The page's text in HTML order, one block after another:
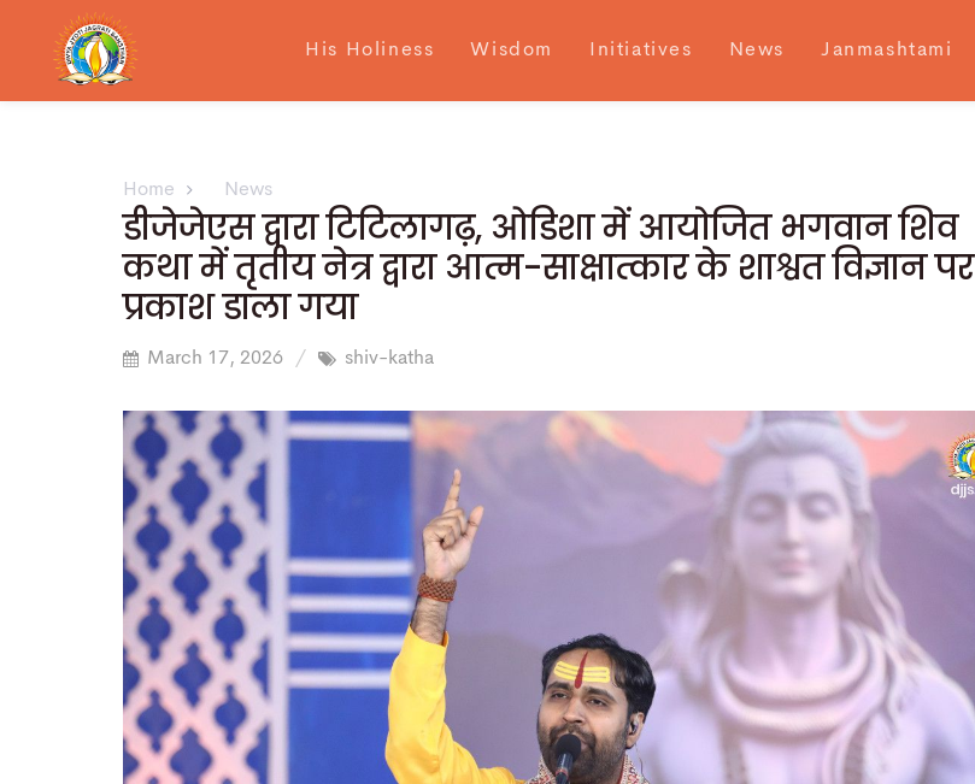
His Holiness Wisdom Initiatives News Janmashtami
Home News
डीजेजेएस द्वारा टिटिलागढ़, ओडिशा में आयोजित भगवान शिव
कथा में तृतीय नेत्र द्वारा आत्म-साक्षात्कार के शाश्वत विज्ञान पर
प्रकाश डाला गया
March 17, 2026 shiv-katha